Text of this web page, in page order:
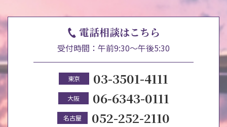
電話相談はこちら
受付時間：午前9:30～午後5:30
東京 03-3501-4111
大阪 06-6343-0111
名古屋 052-252-2110